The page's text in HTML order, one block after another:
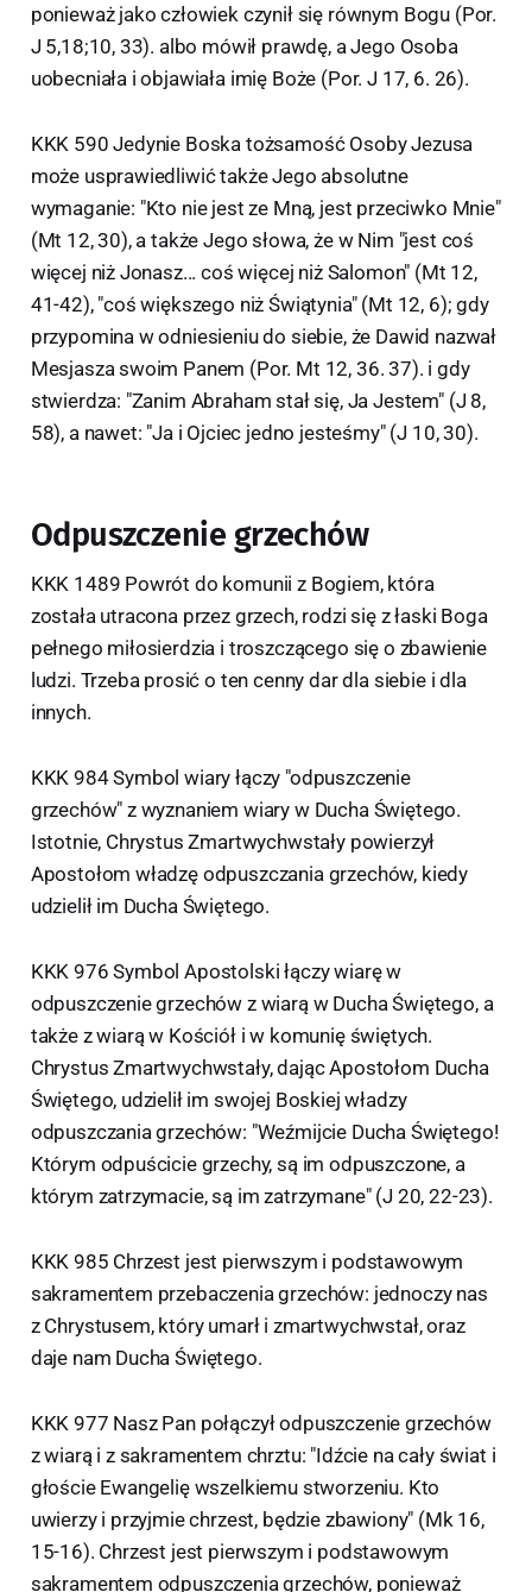
ponieważ jako człowiek czynił się równym Bogu (Por.
J 5,18;10, 33). albo mówił prawdę, a Jego Osoba
uobecniała i objawiała imię Boże (Por. J 17, 6. 26).
KKK 590 Jedynie Boska tożsamość Osoby Jezusa
może usprawiedliwić także Jego absolutne
wymaganie: "Kto nie jest ze Mną, jest przeciwko Mnie"
(Mt 12, 30), a także Jego słowa, że w Nim "jest coś
więcej niż Jonasz... coś więcej niż Salomon" (Mt 12,
41-42), "coś większego niż Świątynia" (Mt 12, 6); gdy
przypomina w odniesieniu do siebie, że Dawid nazwał
Mesjasza swoim Panem (Por. Mt 12, 36. 37). i gdy
stwierdza: "Zanim Abraham stał się, Ja Jestem" (J 8,
58), a nawet: "Ja i Ojciec jedno jesteśmy" (J 10, 30).
Odpuszczenie grzechów
KKK 1489 Powrót do komunii z Bogiem, która
została utracona przez grzech, rodzi się z łaski Boga
pełnego miłosierdzia i troszczącego się o zbawienie
ludzi. Trzeba prosić o ten cenny dar dla siebie i dla
innych.
KKK 984 Symbol wiary łączy "odpuszczenie
grzechów" z wyznaniem wiary w Ducha Świętego.
Istotnie, Chrystus Zmartwychwstały powierzył
Apostołom władzę odpuszczania grzechów, kiedy
udzielił im Ducha Świętego.
KKK 976 Symbol Apostolski łączy wiarę w
odpuszczenie grzechów z wiarą w Ducha Świętego, a
także z wiarą w Kościół i w komunię świętych.
Chrystus Zmartwychwstały, dając Apostołom Ducha
Świętego, udzielił im swojej Boskiej władzy
odpuszczania grzechów: "Weźmijcie Ducha Świętego!
Którym odpuścicie grzechy, są im odpuszczone, a
którym zatrzymacie, są im zatrzymane" (J 20, 22-23).
KKK 985 Chrzest jest pierwszym i podstawowym
sakramentem przebaczenia grzechów: jednoczy nas
z Chrystusem, który umarł i zmartwychwstał, oraz
daje nam Ducha Świętego.
KKK 977 Nasz Pan połączył odpuszczenie grzechów
z wiarą i z sakramentem chrztu: "Idźcie na cały świat i
głoście Ewangelię wszelkiemu stworzeniu. Kto
uwierzy i przyjmie chrzest, będzie zbawiony" (Mk 16,
15-16). Chrzest jest pierwszym i podstawowym
sakramentem odpuszczenia grzechów, ponieważ